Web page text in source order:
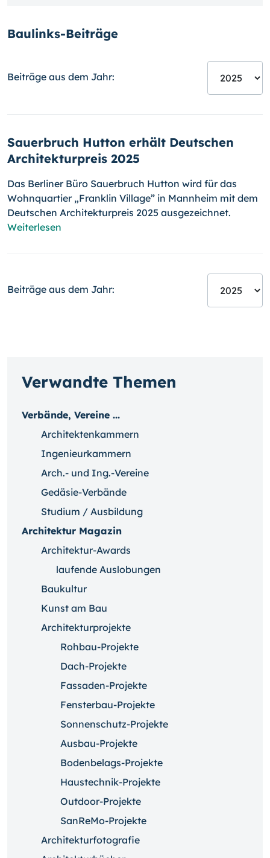
Baulinks-Beiträge
Beiträge aus dem Jahr:
Sauerbruch Hutton erhält Deutschen
Architekturpreis 2025
Das Berliner Büro Sauerbruch Hutton wird für das
Wohnquartier „Franklin Village” in Mannheim mit dem
Deutschen Architekturpreis 2025 ausgezeichnet.
Weiterlesen
Beiträge aus dem Jahr:
Verwandte Themen
Verbände, Vereine ...
Architektenkammern
Ingenieurkammern
Arch.- und Ing.-Vereine
Gedäsie-Verbände
Studium / Ausbildung
Architektur Magazin
Architektur-Awards
laufende Auslobungen
Baukultur
Kunst am Bau
Architekturprojekte
Rohbau-Projekte
Dach-Projekte
Fassaden-Projekte
Fensterbau-Projekte
Sonnenschutz-Projekte
Ausbau-Projekte
Bodenbelags-Projekte
Haustechnik-Projekte
Outdoor-Projekte
SanReMo-Projekte
Architekturfotografie